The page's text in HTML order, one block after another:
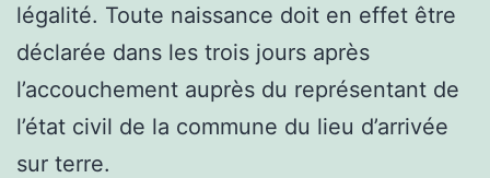
légalité. Toute naissance doit en effet être
déclarée dans les trois jours après
l’accouchement auprès du représentant de
l’état civil de la commune du lieu d’arrivée
sur terre.